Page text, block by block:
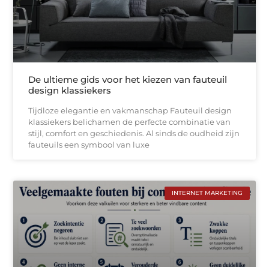
De ultieme gids voor het kiezen van fauteuil
design klassiekers
Tijdloze elegantie en vakmanschap Fauteuil design
klassiekers belichamen de perfecte combinatie van
stijl, comfort en geschiedenis. Al sinds de oudheid zijn
fauteuils een symbool van luxe
INTERNET MARKETING